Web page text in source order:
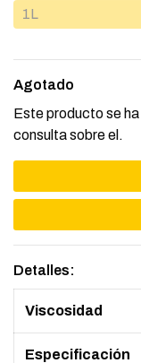
1L
Agotado
Este producto se
consulta sobre el.
Detalles:
Viscosidad
Especificación